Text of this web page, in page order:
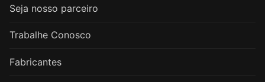
Seja nosso parceiro
Trabalhe Conosco
Fabricantes